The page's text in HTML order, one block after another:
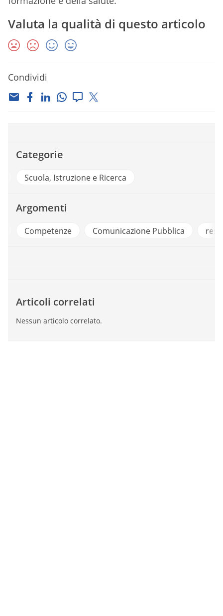
Valuta la qualità di questo articolo
Condividi
Categorie
Scuola, Istruzione e Ricerca
Argomenti
Competenze Comunicazione Pubblica
Articoli correlati
Nessun articolo correlato.